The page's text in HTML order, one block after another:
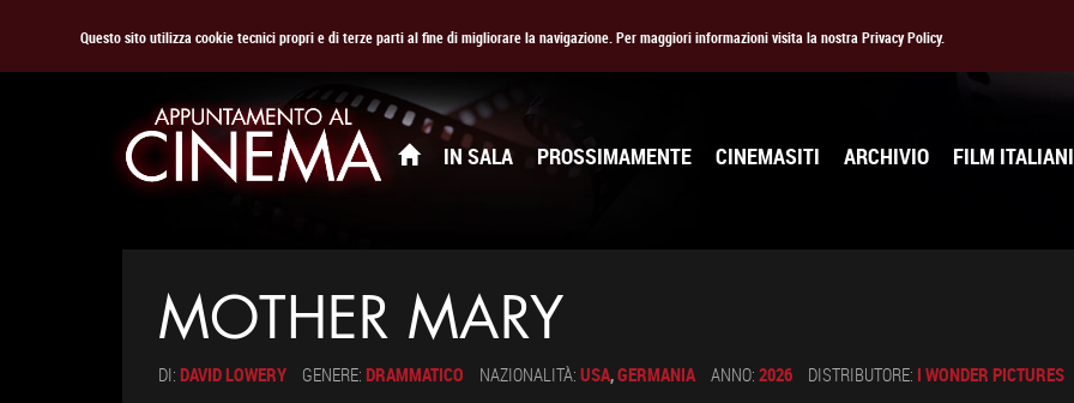
Questo sito utilizza cookie tecnici propri e di terze parti al fine di migliorare la navigazione. Per maggiori informazioni visita la nostra Privacy Policy.
IN SALA PROSSIMAMENTE CINEMASITI ARCHIVIO FILM ITALIANI
MOTHER MARY
DI: DAVID LOWERY GENERE: DRAMMATICO NAZIONALITÀ: USA,GERMANIA ANNO: 2026 DISTRIBUTORE: I WONDER PICTURES